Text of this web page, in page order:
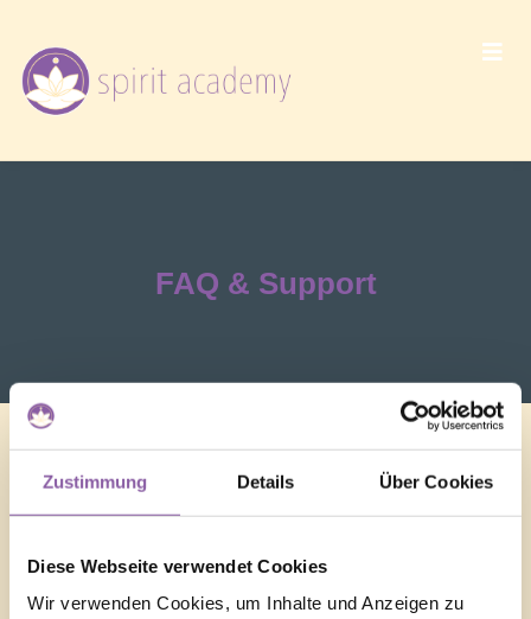
Zustimmung Details Über Cookies
Diese Webseite verwendet Cookies
Wir verwenden Cookies, um Inhalte und Anzeigen zu
FAQ & Support
Webseite nicht richtig läuft?
Bitte starte dein Gerät einmal neu